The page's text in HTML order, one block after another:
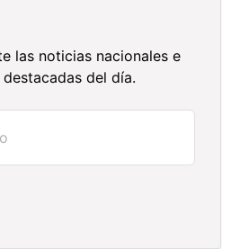
las noticias nacionales e
del día.